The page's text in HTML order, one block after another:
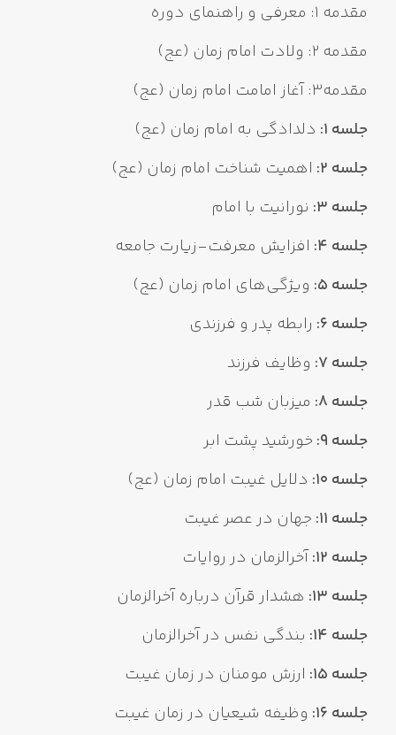
مقدمه 1: معرفی و راهنمای دوره
مقدمه 2: ولادت امام زمان (عج)
مقدمه3: آغاز امامت امام زمان (عج)
جلسه 1:
دلدادگی به امام زمان (عج)
جلسه 2:
اهمیت شناخت امام زمان (عج)
جلسه 3:
نورانیت با امام
جلسه 4:
افزایش معرفت-زیارت جامعه
جلسه 5:
ویژگی‌های امام زمان (عج)
جلسه 6:
رابطه پدر و فرزندی
جلسه 7:
وظایف فرزند
جلسه 8:
میزبان شب قدر
جلسه 9:
خورشید پشت ابر
جلسه 10:
دلایل غیبت امام زمان (عج)
جلسه 11:
جهان در عصر غیبت
جلسه 12:
آخرالزمان در روایات
جلسه 13:
هشدار قرآن درباره آخرالزمان
جلسه 14:
بندگی نفس در آخرالزمان
جلسه 15:
ارزش مومنان در زمان غیبت
جلسه 16:
وظیفه شیعیان در زمان غیبت